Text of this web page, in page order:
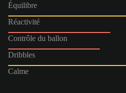
Équilibre
Réactivité
Contrôle du ballon
Dribbles
Calme